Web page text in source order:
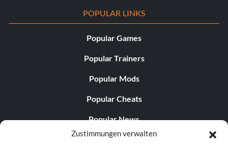
Zustimmungen verwalten
POPULAR LINKS
Popular Games
Popular Trainers
Popular Mods
Popular Cheats
Popular News
Popular Editorials